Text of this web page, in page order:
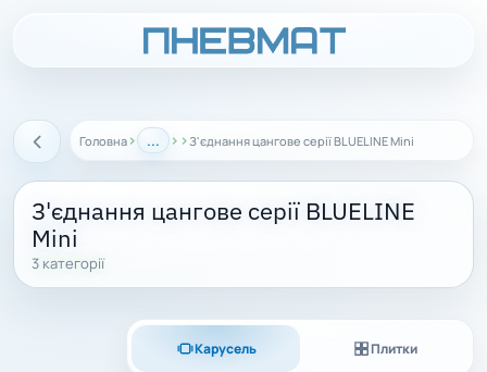
Назад Головна › ... › ›З'єднання цангове серії BLUELINE Mini
З'єднання цангове серії BLUELINE
Mini
3 категорії
Карусель Плитки